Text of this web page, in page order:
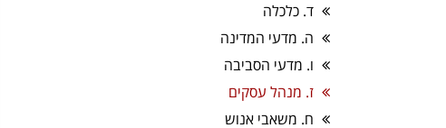
ד. כלכלה
ה. מדעי המדינה
ו. מדעי הסביבה
ז. מנהל עסקים
ח. משאבי אנוש